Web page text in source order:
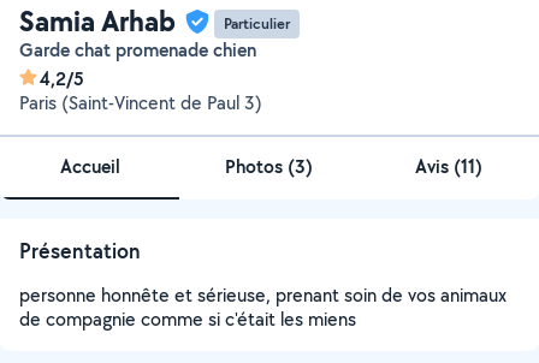
Samia Arhab Particulier
Garde chat promenade chien
4,2/5
Paris (Saint-Vincent de Paul 3)
Accueil Photos (3) Avis (11)
Présentation
personne honnête et sérieuse, prenant soin de vos animaux
de compagnie comme si c'était les miens